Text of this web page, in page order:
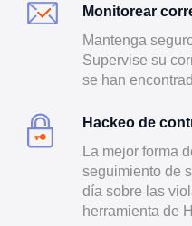
Monitorear
Mantenga
Supervise su
se han
Hackeo de
La mejor forma
seguimiento de
día sobre las
herramienta de